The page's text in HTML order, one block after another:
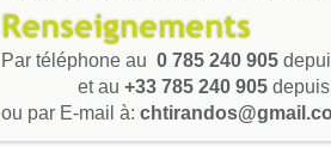
Par téléphone au 0 785 240 905
et au +33 785 240 905
ou par E-mail à:
!